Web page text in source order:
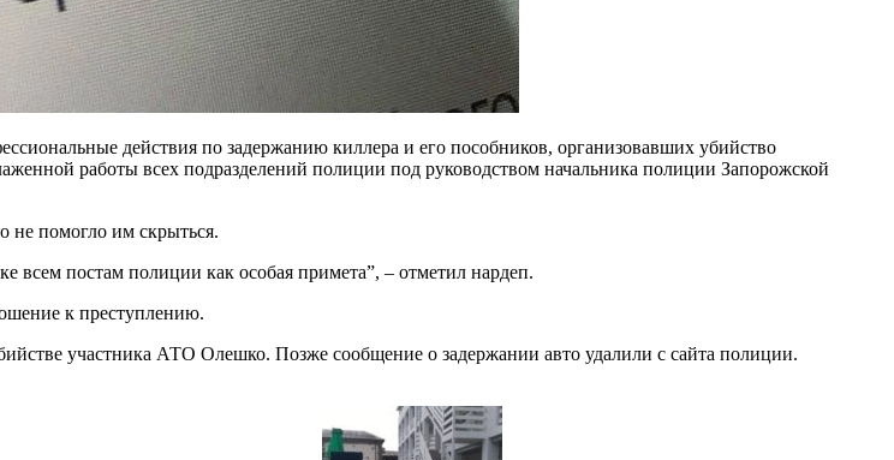
действия по задержанию киллера и его пособников, организовавших убийство
работы всех подразделений полиции под руководством начальника полиции Запорожской
не помогло им скрыться.
всем постам полиции как особая примета”, – отметил нардеп.
к преступлению.
участника АТО Олешко. Позже сообщение о задержании авто удалили с сайта полиции.